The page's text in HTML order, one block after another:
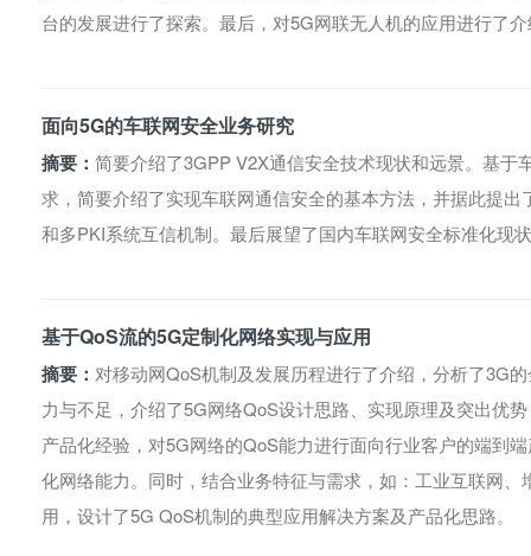
台的发展进行了探索。最后，对5G网联无人机的应用进行了
面向5G的车联网安全业务研究
摘要： 简要介绍了3GPP V2X通信安全技术现状和远景。基于
求，简要介绍了实现车联网通信安全的基本方法，并据此提
和多PKI系统互信机制。最后展望了国内车联网安全标准化现
基于QoS流的5G定制化网络实现与应用
摘要： 对移动网QoS机制及发展历程进行了介绍，分析了3G
力与不足，介绍了5G网络QoS设计思路、实现原理及突出优
产品化经验，对5G网络的QoS能力进行面向行业客户的端到
化网络能力。同时，结合业务特征与需求，如：工业互联网
用，设计了5G QoS机制的典型应用解决方案及产品化思路。